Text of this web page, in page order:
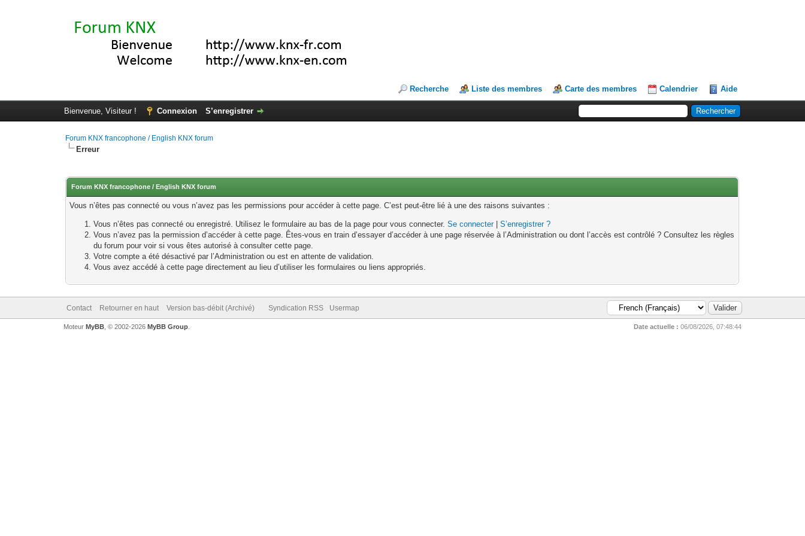
Recherche Liste des membres Carte des membres Calendrier Aide
Bienvenue, Visiteur ! Connexion S’enregistrer
Forum KNX francophone / English KNX forum
Erreur
Forum KNX francophone / English KNX forum
Vous n’êtes pas connecté ou vous n’avez pas les permissions pour accéder à cette page. C’est peut-être lié à une des raisons suivantes :
Vous n’êtes pas connecté ou enregistré. Utilisez le formulaire au bas de la page pour vous connecter.Se connecter|S’enregistrer ?
Vous n’avez pas la permission d’accéder à cette page. Êtes-vous en train d’essayer d’accéder à une page réservée à l’Administration ou dont l’accès est contrôlé ? Consultez les règles
du forum pour voir si vous êtes autorisé à consulter cette page.
Votre compte a été désactivé par l’Administration ou est en attente de validation.
Vous avez accédé à cette page directement au lieu d’utiliser les formulaires ou liens appropriés.
Contact Retourner en haut Version bas-débit (Archivé) Syndication RSS Usermap
Date actuelle : 06/08/2026, 07:48:44
Moteur MyBB, © 2002-2026 MyBB Group.